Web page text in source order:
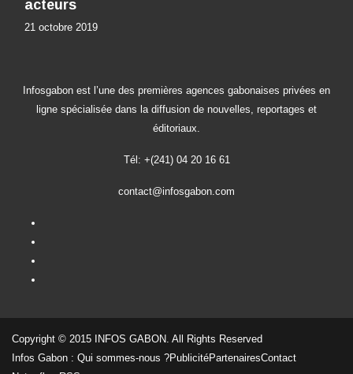
acteurs
21 octobre 2019
Infosgabon est l’une des premières agences gabonaises privées en
ligne spécialisée dans la diffusion de nouvelles, reportages et
éditoriaux.
Tél: +(241) 04 20 16 61
contact@infosgabon.com
Copyright © 2015 INFOS GABON. All Rights Reserved
Infos Gabon : Qui sommes-nous ?PublicitéPartenairesContact